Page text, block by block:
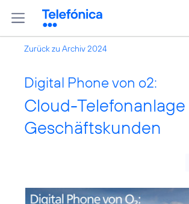
Zurück zu Archiv 2024
Digital Phone von o2:
Cloud-
Geschäftskunden